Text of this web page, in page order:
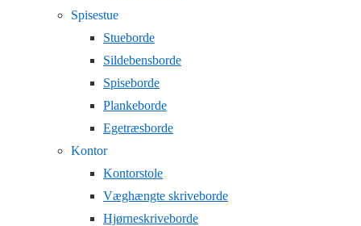
Spisestue
Stueborde
Sildebensborde
Spiseborde
Plankeborde
Egetræsborde
Kontor
Kontorstole
Væghængte skriveborde
Hjørneskriveborde